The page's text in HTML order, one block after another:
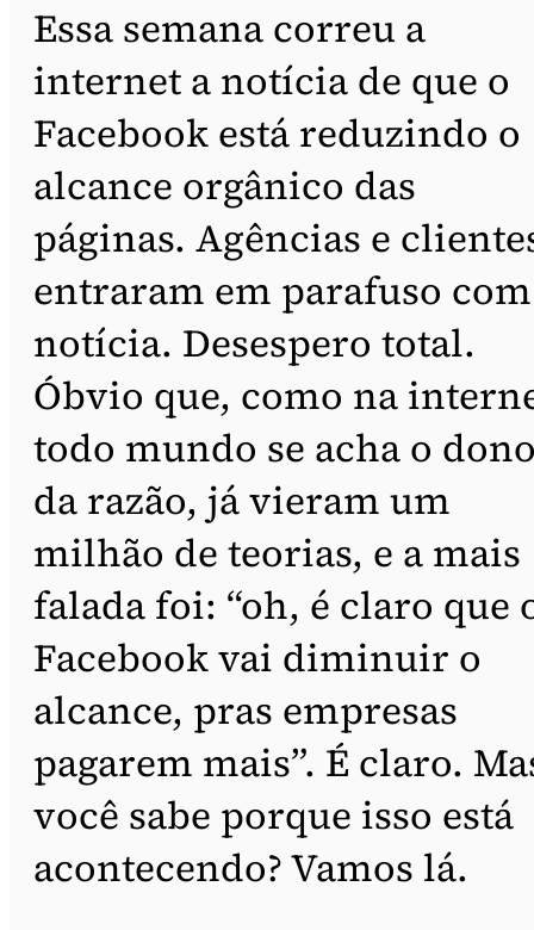
Essa semana correu a
internet a notícia de que o
Facebook está reduzindo o
alcance orgânico das
páginas. Agências e
entraram em parafuso
notícia. Desespero total.
Óbvio que, como na
todo mundo se acha o
da razão, já vieram um
milhão de teorias, e a mais
falada foi: “oh, é claro que
Facebook vai diminuir o
alcance, pras empresas
pagarem mais”. É claro.
você sabe porque isso está
acontecendo? Vamos lá.